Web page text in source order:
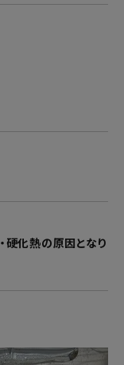
硬化熱の原因となり